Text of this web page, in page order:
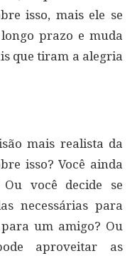
isso, mais ele se
prazo e muda
que tiram a alegria
mais realista da
isso? Você ainda
você decide se
necessárias para
um amigo? Ou
aproveitar as